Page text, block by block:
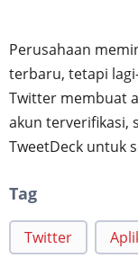
Perusahaan
terbaru, tetapi
Twitter membuat
akun terverifikasi,
TweetDeck untuk
Tag
Twitter